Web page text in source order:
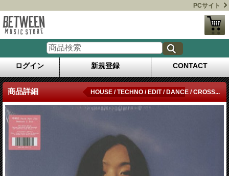
PCサイト
ログイン 新規登録 CONTACT
商品詳細 HOUSE / TECHNO / EDIT / DANCE / CROSS...